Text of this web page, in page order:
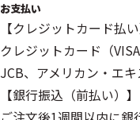
お支払い
【クレジットカード払い
クレジットカード（
JCB、アメリカン・エ
【銀行振込（前払い）】